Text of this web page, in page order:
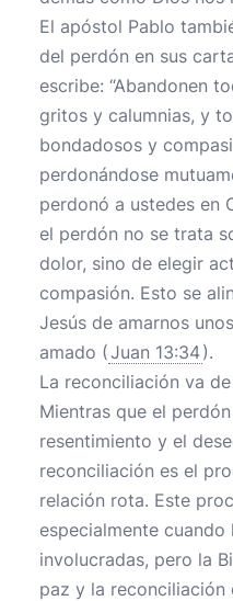
El apóstol Pablo
del perdón en sus
escribe: “Abandonen
gritos y calumnias, y
bondadosos y
perdonándose
perdonó a ustedes en
el perdón no se trata
dolor, sino de elegir
compasión. Esto se
Jesús de amarnos
amado (Juan 13:34).
La reconciliación va
Mientras que el
resentimiento y el
reconciliación es el
relación rota. Este
especialmente
involucradas, pero la
paz y la reconciliación